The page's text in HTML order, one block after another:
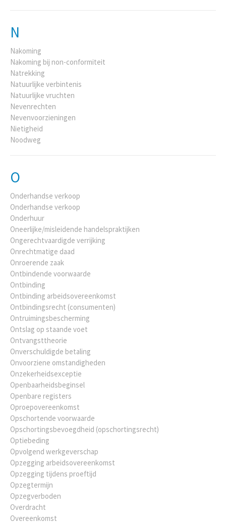
N
Nakoming
Nakoming bij non-conformiteit
Natrekking
Natuurlijke verbintenis
Natuurlijke vruchten
Nevenrechten
Nevenvoorzieningen
Nietigheid
Noodweg
O
Onderhandse verkoop
Onderhandse verkoop
Onderhuur
Oneerlijke/misleidende handelspraktijken
Ongerechtvaardigde verrijking
Onrechtmatige daad
Onroerende zaak
Ontbindende voorwaarde
Ontbinding
Ontbinding arbeidsovereenkomst
Ontbindingsrecht (consumenten)
Ontruimingsbescherming
Ontslag op staande voet
Ontvangsttheorie
Onverschuldigde betaling
Onvoorziene omstandigheden
Onzekerheidsexceptie
Openbaarheidsbeginsel
Openbare registers
Oproepovereenkomst
Opschortende voorwaarde
Opschortingsbevoegdheid (opschortingsrecht)
Optiebeding
Opvolgend werkgeverschap
Opzegging arbeidsovereenkomst
Opzegging tijdens proeftijd
Opzegtermijn
Opzegverboden
Overdracht
Overeenkomst